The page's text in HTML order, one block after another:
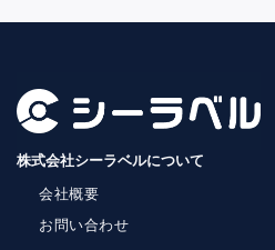
株式会社シーラベルについて
会社概要
お問い合わせ